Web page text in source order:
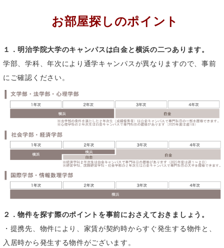
横浜キャンパスお部屋探しサポート窓口への参加をお考えの皆様
を確認ください。
ければと存じます。
2025/11/05
サポート窓口開催日程等を掲載しましたのでご確認ください。
なお、ご来場の際は事前に「電話またはメール」でご連絡いただ
ければと存じます。
2026年度新入生むけお部屋探しガイドブックの請求はこちらから
お願いします。
2025/10/22
明治学院大学女子寮「セベレンス館」を検討している皆様へ
明治学院大学の「推薦入試」を受験される方・明治学院大学在学
生の方は募集受付中です。
詳しくはこちらをご確認ください。
2026年度新入生・2026年３月に住み替えを検討している皆様へ
情報を更新しました。詳細は 各社ホームページをご確認のうえ、
担当会社にご相談ください。
お部屋探しのポイント
１．明治学院大学のキャンパスは白金と横浜の二つあります。
学部、学科、年次により通学キャンパスが異なりますので、事前
にご確認ください。
２．物件を探す際のポイントを事前におさえておきましょう。
・提携先、物件により、家賃が契約時からすぐ発生する物件と、
入居時から発生する物件がございます。